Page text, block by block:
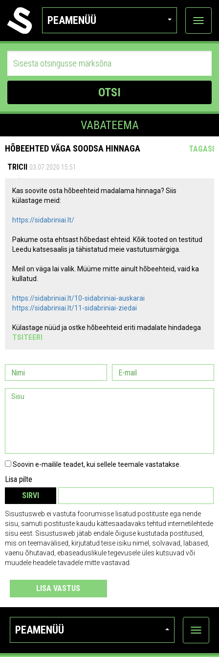
PEAMENÜÜ
Ava
OTSI
VABATEEMA
HÕBEEHTED VÄGA SOODSA HINNAGA
TAGASI
TRICII 03.07.2020 15:51
Kas soovite osta hõbeehteid madalama hinnaga? Siis
külastage meid:
https://sidabriniai.lt/
Pakume osta ehtsast hõbedast ehteid. Kõik tooted on testitud
Leedu katsesaalis ja tähistatud meie vastutusmärgiga.
Meil on väga lai valik. Müüme mitte ainult hõbeehteid, vaid ka
kullatud.
https://sidabriniai.lt/10-sidabriniai-auskarai
https://sidabriniai.lt/11-sidabriniai-ziedai
Külastage nüüd ja ostke hõbeehteid eriti madalate hindadega
TSITEERI
Soovin e-mailile teadet, kui sellele teemale vastatakse.
Lisa pilte
SIRVI
Sisustusweb ei vastuta foorumisse lisatud postituste ega nende
sisu, samuti postituste kaudu kättesaadavaks tehtud internetilehtede
sisu eest. Sisustusweb jätab endale õiguse kustutada postitused,
mis on teemavälised, kirjutatud teise isiku nimel, solvavad, labased,
vaenu õhutavad, ebaseaduslikule tegevusele üles kutsuvad või
muudele headele tavadele mitte vastavad.
LISA VASTUS
PEAMENÜÜ
Ava